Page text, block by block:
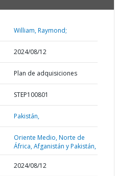
William, Raymond;
2024/08/12
Plan de adquisiciones
STEP100801
Pakistán,
Oriente Medio, Norte de
África, Afganistán y Pakistán,
2024/08/12